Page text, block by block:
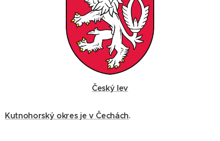
Český lev
Kutnohorský okres je v Čechách.